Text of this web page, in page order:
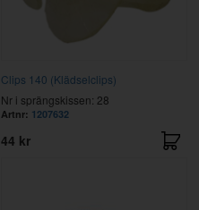
Clips 140 (Klädselclips)
Nr i sprängskissen: 28
Artnr: 1207632
44 kr